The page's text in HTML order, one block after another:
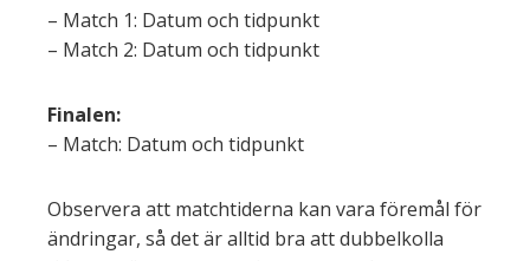
– Match 1: Datum och tidpunkt
– Match 2: Datum och tidpunkt
Finalen:
– Match: Datum och tidpunkt
Observera att matchtiderna kan vara föremål för
ändringar, så det är alltid bra att dubbelkolla